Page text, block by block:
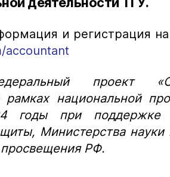
и регистрация на
accountant
проект
рамках национальной
годы при поддержке
Министерства
РФ.